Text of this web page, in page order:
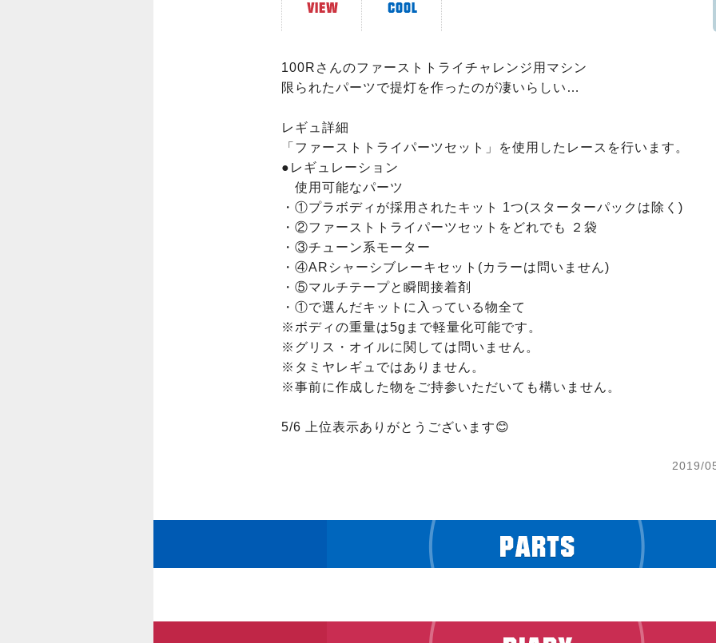
100Rさんのファーストトライチャレンジ用マシン
限られたパーツで提灯を作ったのが凄いらしい…
レギュ詳細
「ファーストトライパーツセット」を使用したレースを行います。
●レギュレーション
使用可能なパーツ
・①プラボディが採用されたキット 1つ(スターターパックは除く)
・②ファーストトライパーツセットをどれでも ２袋
・③チューン系モーター
・④ARシャーシブレーキセット(カラーは問いません)
・⑤マルチテープと瞬間接着剤
・①で選んだキットに入っている物全て
※ボディの重量は5gまで軽量化可能です。
※グリス・オイルに関しては問いません。
※タミヤレギュではありません。
※事前に作成した物をご持参いただいても構いません。
5/6 上位表示ありがとうございます😊
2019/